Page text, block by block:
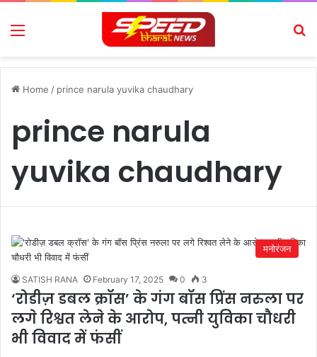
Menu
Home / prince narula yuvika chaudhary
prince narula
yuvika chaudhary
मनोरंजन
SATISH RANA February 17, 2025 0 3
‘रोडीज़ डबल क्रॉस’ के गंग बॉस प्रिंस नरुला पर
लगे रिश्वत लेने के आरोप, पत्नी युविका चौधरी
भी विवाद में फंसीं